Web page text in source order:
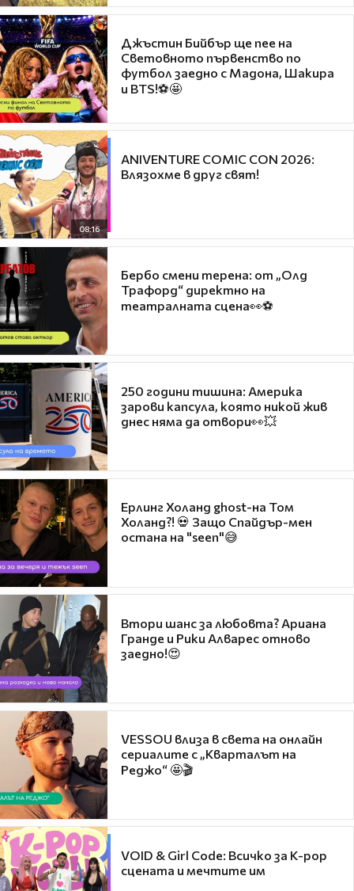
Джъстин Бийбър ще пее на
Световното първенство по
футбол заедно с Мадона, Шакира
и BTS!⚽🤩
08:16
ANIVENTURE COMIC CON 2026:
Влязохме в друг свят!
Бербо смени терена: от „Олд
Трафорд“ директно на
театралната сцена👀⚽
250 години тишина: Америка
зарови капсула, която никой жив
днес няма да отвори👀💥
Ерлинг Холанд ghost-на Том
Холанд?! 💀 Защо Спайдър-мен
остана на "seen"😅
Втори шанс за любовта? Ариана
Гранде и Рики Алварес отново
заедно!😍
VESSOU влиза в света на онлайн
сериалите с „Кварталът на
Реджо“ 🤩🎬
VOID & Girl Code: Всичко за K-pop
сцената и мечтите им